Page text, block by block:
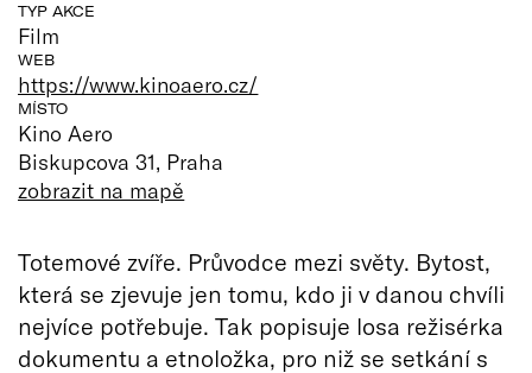
TYP AKCE
Film
WEB
https://www.kinoaero.cz/
MÍSTO
Kino Aero
Biskupcova 31, Praha
zobrazit na mapě
Totemové zvíře. Průvodce mezi světy. Bytost,
která se zjevuje jen tomu, kdo ji v danou chvíli
nejvíce potřebuje. Tak popisuje losa režisérka
dokumentu a etnoložka, pro niž se setkání s